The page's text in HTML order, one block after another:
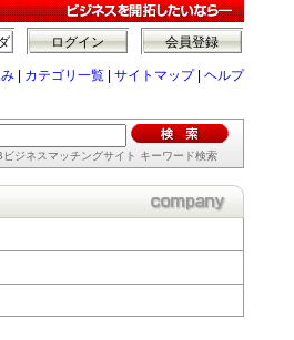
会員登録
ログイン
カテゴリ一覧 サイトマップ| ヘルプ
ジネスマッチングサイト キーワード検索